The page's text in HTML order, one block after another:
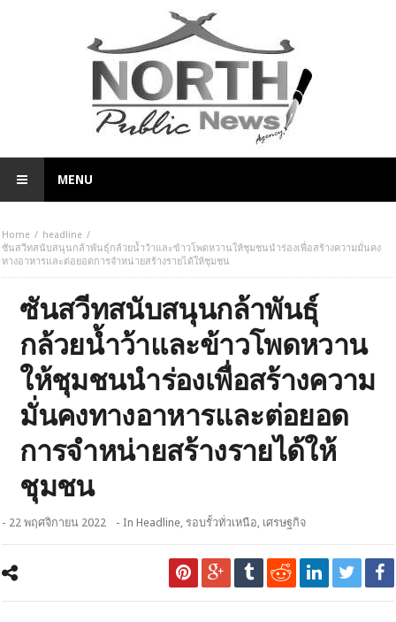
MENU
Home
headline
ซันสวีทสนับสนุนกล้าพันธุ์กล้วยน้ำว้าและข้าวโพดหวานให้ชุมชนนำร่องเพื่อสร้างความมั่นคง
ทางอาหารและต่อยอดการจำหน่ายสร้างรายได้ให้ชุมชน
ซันสวีทสนับสนุนกล้าพันธุ์
กล้วยน้ำว้าและข้าวโพดหวาน
ให้ชุมชนนำร่องเพื่อสร้างความ
มั่นคงทางอาหารและต่อยอด
การจำหน่ายสร้างรายได้ให้
ชุมชน
- 22 พฤศจิกายน 2022 - InHeadline, รอบรั้วทั่วเหนือ, เศรษฐกิจ